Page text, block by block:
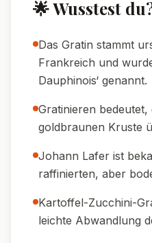
🍽️
🍷 Weinempfehlung:
Weißwein wie
🥗 Beilage:Ein
🍞 Brot:Mit
🥓 Für